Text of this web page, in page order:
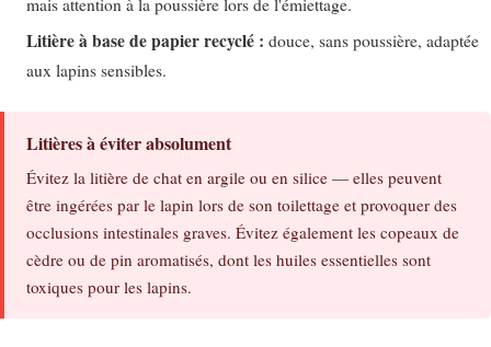
mais attention à la poussière lors de l'émiettage.
Litière à base de papier recyclé : douce, sans poussière, adaptée
aux lapins sensibles.
Litières à éviter absolument
Évitez la litière de chat en argile ou en silice — elles peuvent
être ingérées par le lapin lors de son toilettage et provoquer des
occlusions intestinales graves. Évitez également les copeaux de
cèdre ou de pin aromatisés, dont les huiles essentielles sont
toxiques pour les lapins.